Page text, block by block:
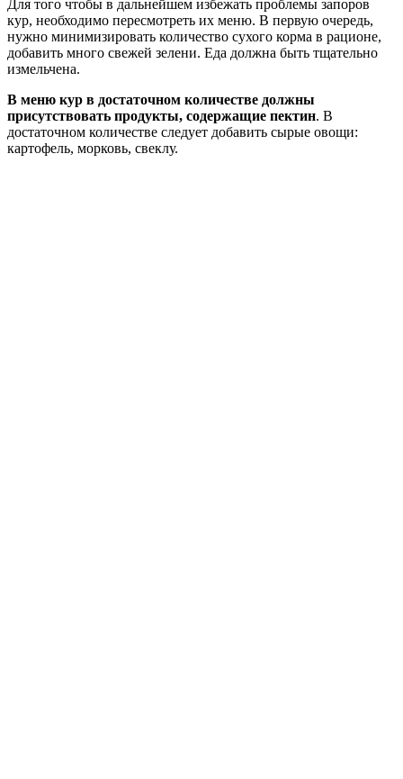
Для того чтобы в дальнейшем избежать проблемы запоров
кур, необходимо пересмотреть их меню. В первую очередь,
нужно минимизировать количество сухого корма в рационе,
добавить много свежей зелени. Еда должна быть тщательно
измельчена.
В меню кур в достаточном количестве должны
присутствовать продукты, содержащие пектин. В
достаточном количестве следует добавить сырые овощи:
картофель, морковь, свеклу.